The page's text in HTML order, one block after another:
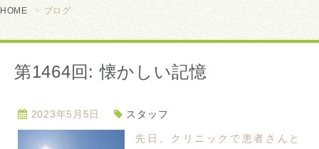
HOME ブログ
第1464回: 懐かしい記憶
2023年5月5日 スタッフ
先日、クリニックで患者さんと